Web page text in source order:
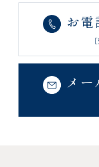
お電
メ